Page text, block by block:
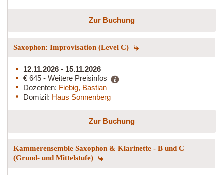
Zur Buchung
Saxophon: Improvisation (Level C)
12.11.2026 - 15.11.2026
€ 645 - Weitere Preisinfos
Dozenten: Fiebig, Bastian
Domizil: Haus Sonnenberg
Zur Buchung
Kammerensemble Saxophon & Klarinette - B und C
(Grund- und Mittelstufe)